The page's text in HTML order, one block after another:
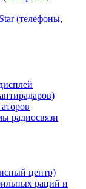
(телефоны,
радиосвязи
центр)
раций и